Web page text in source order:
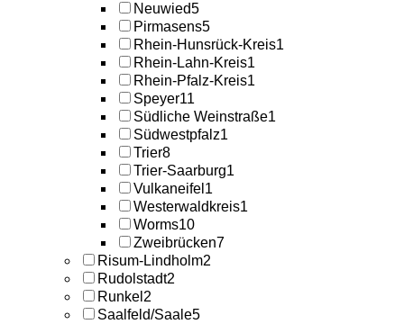
Neuwied5
Pirmasens5
Rhein-Hunsrück-Kreis1
Rhein-Lahn-Kreis1
Rhein-Pfalz-Kreis1
Speyer11
Südliche Weinstraße1
Südwestpfalz1
Trier8
Trier-Saarburg1
Vulkaneifel 1
Westerwaldkreis1
Worms10
Zweibrücken7
Risum-Lindholm2
Rudolstadt2
Runkel 2
Saalfeld/Saale5